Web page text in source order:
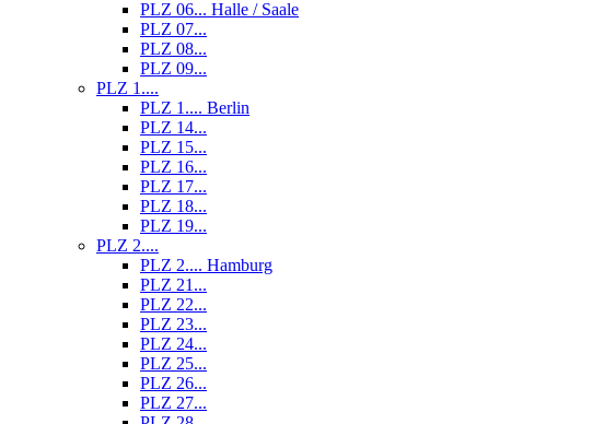
PLZ 06... Halle / Saale
PLZ 07...
PLZ 08...
PLZ 09...
PLZ 1....
PLZ 1.... Berlin
PLZ 14...
PLZ 15...
PLZ 16...
PLZ 17...
PLZ 18...
PLZ 19...
PLZ 2....
PLZ 2.... Hamburg
PLZ 21...
PLZ 22...
PLZ 23...
PLZ 24...
PLZ 25...
PLZ 26...
PLZ 27...